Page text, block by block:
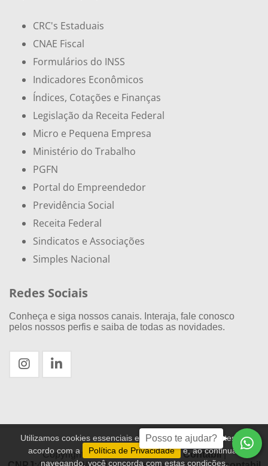
Posso te ajudar?
Utilizamos cookies essenciais e tecnologias semelhantes de
acordo com a
Política de Privacidade
e, ao continuar
navegando, você concorda com estas condições.
CRC's Estaduais
CNAE Fiscal
Formulários do INSS
Indicadores Econômicos
Índices, Cotações e Finanças
Legislação da Receita Federal
Micro e Pequena Empresa
Ministério do Trabalho
PGFN
Portal do Empreendedor
Previdência Social
Receita Federal
Sindicatos e Associações
Simples Nacional
Redes Sociais
Conheça e siga nossos canais. Interaja, fale conosco
pelos nossos perfis e saiba de todas as novidades.
Copyright © 2021 - 2026Baldini Contábil|